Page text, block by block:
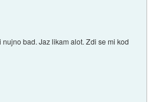
bad. Jaz likam alot. Zdi se mi kod